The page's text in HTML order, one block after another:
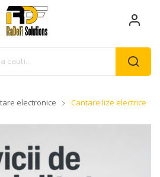
electronice Cantare lize electrice